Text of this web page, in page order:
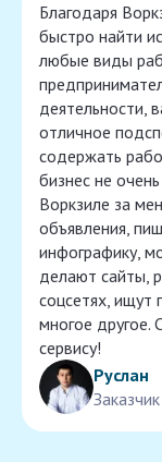
Благодаря
быстро найти
любые виды
деятельности,
отличное
содержать
бизнес не
Воркзиле за
объявления,
инфографику,
делают сайты,
соцсетях, ищут
многое другое.
сервису!
Руслан
Заказчик